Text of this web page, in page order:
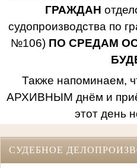
ГРАЖДАН
судопроизводства по
№106) ПО СРЕДАМ
Также напоминаем,
АРХИВНЫМ днём и
этот день
СУДЕБНОЕ